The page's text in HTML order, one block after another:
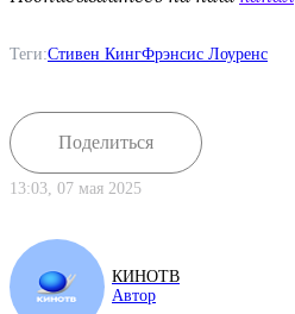
Теги:Стивен КингФрэнсис Лоуренс
Поделиться
13:03, 07 мая 2025
КИНОТВ
Автор